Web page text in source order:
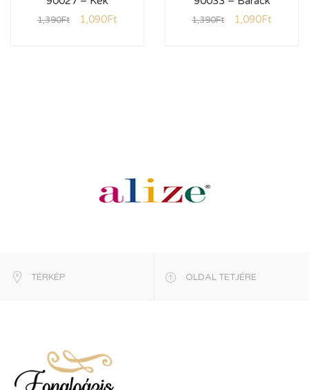
1,390Ft 1,090Ft 1,390Ft 1,090Ft
TÉRKÉP OLDAL TETJÉRE